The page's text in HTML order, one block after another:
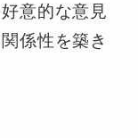
意的な意見
係性を築き